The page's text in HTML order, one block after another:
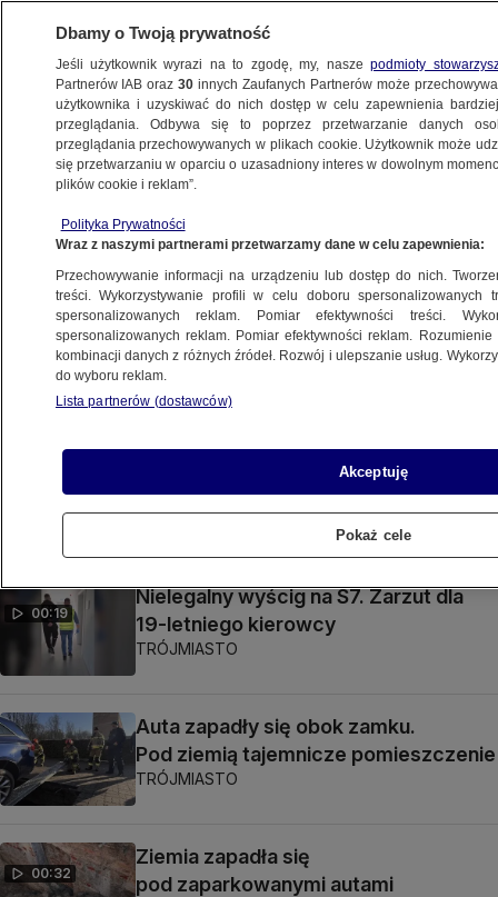
POMORZE
W rozbitym aucie zostawił żonę
z dzieckiem i uciekł
TRÓJMIASTO
00:32
Kolizja po ucieczce przed policją.
Kierowca zostawił w aucie żonę
i córkę
TRÓJMIASTO
Ścigali się na S7. Zarzuty dla 19-latka
00:19
Nielegalny wyścig na S7. Zarzut dla
19-letniego kierowcy
TRÓJMIASTO
Auta zapadły się obok zamku.
Pod ziemią tajemnicze pomieszczenie
TRÓJMIASTO
00:32
Ziemia zapadła się
pod zaparkowanymi autami
Dbamy o Twoją prywatność
Jeśli użytkownik wyrazi na to zgodę, my, naszepodmioty
Partnerów IAB oraz30 innych Zaufanych Partnerów może
użytkownika i uzyskiwać do nich dostęp w celu zapewnienia
przeglądania. Odbywa się to poprzez przetwarzanie danych
przeglądania przechowywanych w plikach cookie. Użytkownik może
się przetwarzaniu w oparciu o uzasadniony interes w dowolnym
plików cookie i reklam”.
Polityka Prywatności
Wraz z naszymi partnerami przetwarzamy dane w celu zapewnienia:
Przechowywanie informacji na urządzeniu lub dostęp do nich.
treści. Wykorzystywanie profili w celu doboru spersonalizowanych
spersonalizowanych reklam. Pomiar efektywności treści.
spersonalizowanych reklam. Pomiar efektywności reklam.
kombinacji danych z różnych źródeł. Rozwój i ulepszanie usług.
do wyboru reklam.
Lista partnerów (dostawców)
Akceptuję
Pokaż cele